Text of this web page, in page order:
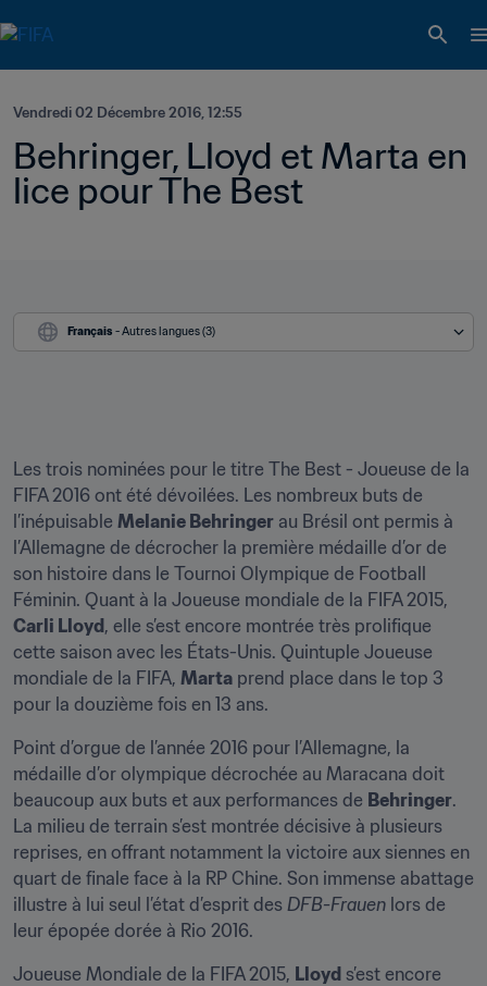
Vendredi 02 Décembre 2016, 12:55
Behringer, Lloyd et Marta en
lice pour The Best
Français - Autres langues (3)
Les trois nominées pour le titre The Best - Joueuse de la
FIFA 2016 ont été dévoilées. Les nombreux buts de
l’inépuisable Melanie Behringer au Brésil ont permis à
l’Allemagne de décrocher la première médaille d’or de
son histoire dans le Tournoi Olympique de Football
Carli Lloyd , elle s’est encore montrée très prolifique
cette saison avec les États-Unis. Quintuple Joueuse
mondiale de la FIFA, Marta prend place dans le top 3
pour la douzième fois en 13 ans.
Point d’orgue de l’année 2016 pour l’Allemagne, la
médaille d’or olympique décrochée au Maracana doit
beaucoup aux buts et aux performances de Behringer.
La milieu de terrain s’est montrée décisive à plusieurs
reprises, en offrant notamment la victoire aux siennes en
quart de finale face à la RP Chine. Son immense abattage
illustre à lui seul l’état d’esprit des DFB-Frauen lors de
leur épopée dorée à Rio 2016.
Joueuse Mondiale de la FIFA 2015, Lloyd s’est encore